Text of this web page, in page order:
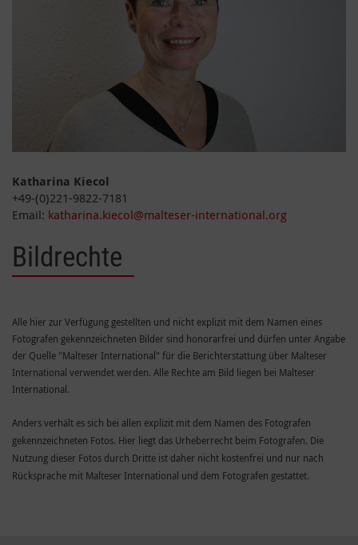
Katharina Kiecol
+49-(0)221-9822-7181
Email: katharina.kiecol@malteser-international.org
Bildrechte
Alle hier zur Verfügung gestellten und nicht explizit mit dem Namen eines
Fotografen gekennzeichneten Bilder sind honorarfrei und dürfen unter Angabe
der Quelle "Malteser International" für die Berichterstattung über Malteser
International verwendet werden. Alle Rechte am Bild liegen bei Malteser
International.
Anders verhält es sich bei allen explizit mit dem Namen des Fotografen
gekennzeichneten Fotos. Hier liegt das Urheberrecht beim Fotografen. Die
Nutzung dieser Fotos durch Dritte ist daher nicht kostenfrei und nur nach
Rücksprache mit Malteser International und dem Fotografen gestattet.